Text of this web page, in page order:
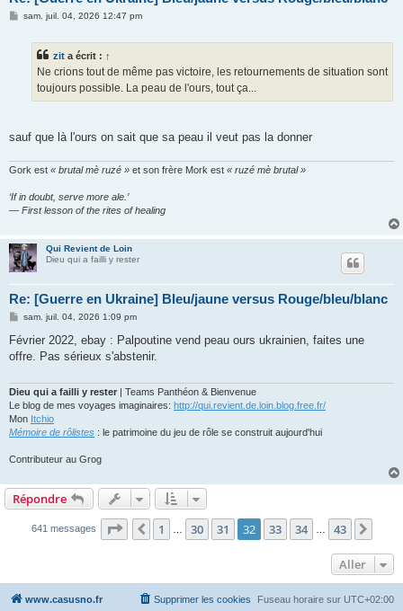
Msam. juil. 04, 2026 12:47 pm
zit a écrit : ↑
Ne crions tout de même pas victoire, les retournements de situation sont
toujours possible. La peau de l'ours, tout ça...
sauf que là l'ours on sait que sa peau il veut pas la donner
Gork est « brutal mè ruzé » et son frère Mork est « ruzé mè brutal »
‘If in doubt, serve more ale.’
— First lesson of the rites of healing
Qui Revient de Loin
Dieu qui a failli y rester
Re: [Guerre en Ukraine] Bleu/jaune versus Rouge/bleu/blanc
M
s
a
sam. juil. 04, 2026 1:09 pm
Février 2022, ebay : Palpoutine vend peau ours ukrainien, faites une
offre. Pas sérieux s'abstenir.
Dieu qui a failli y rester
| Teams Panthéon & Bienvenue
Le blog de mes voyages imaginaires: http://qui.revient.de.loin.blog.free.fr/
Mon Itchio
Mémoire de rôlistes : le patrimoine du jeu de rôle se construit aujourd'hui
Contributeur au Grog
Répondre
641 messages Page 32 sur 43
Précédent
1 … 30 31 32 33 34 … 43
Aller
www.casusno.fr Fuseau horaire sur UTC+02:00
Supprimer les cookies